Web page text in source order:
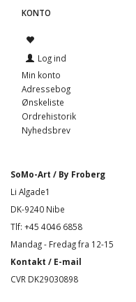
KONTO
Log ind
Min konto
Adressebog
Ønskeliste
Ordrehistorik
Nyhedsbrev
SoMo-Art / By Froberg
Li Algade1
DK-9240 Nibe
Tlf: +45 4046 6858
Mandag - Fredag fra 12-15
Kontakt / E-mail
CVR DK29030898